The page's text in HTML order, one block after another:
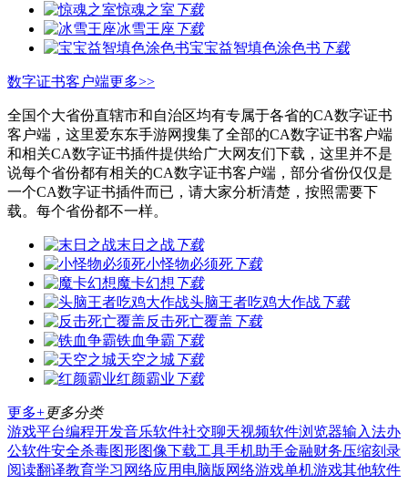
惊魂之室 下载
冰雪王座 下载
宝宝益智填色涂色书 下载
数字证书客户端更多>>
全国个大省份直辖市和自治区均有专属于各省的CA数字证书
客户端，这里爱东东手游网搜集了全部的CA数字证书客户端
和相关CA数字证书插件提供给广大网友们下载，这里并不是
说每个省份都有相关的CA数字证书客户端，部分省份仅仅是
一个CA数字证书插件而已，请大家分析清楚，按照需要下
载。每个省份都不一样。
末日之战下载
小怪物必须死下载
魔卡幻想 下载
头脑王者吃鸡大作战下载
反击死亡覆盖 下载
铁血争霸 下载
天空之城下载
红颜霸业 下载
更多+更多分类
游戏平台编程开发音乐软件社交聊天视频软件浏览器输入法办
公软件安全杀毒图形图像下载工具手机助手金融财务压缩刻录
阅读翻译教育学习 网络应用 电脑版 网络游戏单机游戏其他软件